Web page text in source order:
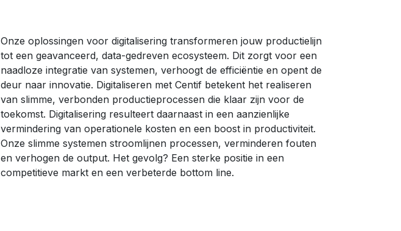
Onze oplossingen voor digitalisering transformeren jouw productielijn
tot een geavanceerd, data-gedreven ecosysteem. Dit zorgt voor een
naadloze integratie van systemen, verhoogt de efficiëntie en opent de
deur naar innovatie. Digitaliseren met Centif betekent het realiseren
van slimme, verbonden productieprocessen die klaar zijn voor de
toekomst. Digitalisering resulteert daarnaast in een aanzienlijke
vermindering van operationele kosten en een boost in productiviteit.
Onze slimme systemen stroomlijnen processen, verminderen fouten
en verhogen de output. Het gevolg? Een sterke positie in een
competitieve markt en een verbeterde bottom line.